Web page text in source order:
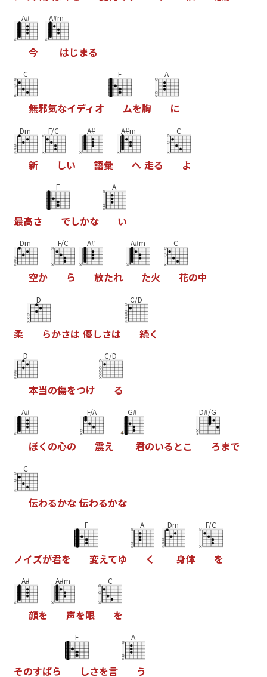
A#
今
A#m
はじ まる
C
無邪気なイディオ
F
ムを胸
A
に
Dm
新
F/C
しい
A#
語彙
A#m
へ 走る
C
よ
最高さ
F
でしかな
A
い
Dm
空か
F/C
ら
A#
放たれ
A#m
た火
C
花の中
柔
D
らかさは 優しさは
C/D
続く
D
本当の傷をつけ
C/D
る
A#
ぼく の心の
F/A
震え
G#
君のいる とこ
D#/G
ろ まで
C
伝わるかな 伝わるかな
ノイズが君を
F
変えてゆ
A
く
Dm
身体
F/C
を
A#
顔を
A#m
声を眼
C
を
そのすばら
F
しさを言
A
う